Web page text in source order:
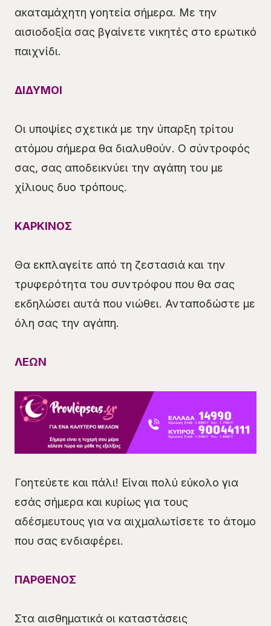
ακαταμάχητη γοητεία σήμερα. Με την
αισιοδοξία σας βγαίνετε νικητές στο ερωτικό
παιχνίδι.
ΔΙΔΥΜΟΙ
Οι υποψίες σχετικά με την ύπαρξη τρίτου
ατόμου σήμερα θα διαλυθούν. Ο σύντροφός
σας, σας αποδεικνύει την αγάπη του με
χίλιους δυο τρόπους.
ΚΑΡΚΙΝΟΣ
Θα εκπλαγείτε από τη ζεστασιά και την
τρυφερότητα του συντρόφου που θα σας
εκδηλώσει αυτά που νιώθει. Ανταποδώστε με
όλη σας την αγάπη.
ΛΕΩΝ
Γοητεύετε και πάλι! Είναι πολύ εύκολο για
εσάς σήμερα και κυρίως για τους
αδέσμευτους για να αιχμαλωτίσετε το άτομο
που σας ενδιαφέρει.
ΠΑΡΘΕΝΟΣ
Στα αισθηματικά οι καταστάσεις